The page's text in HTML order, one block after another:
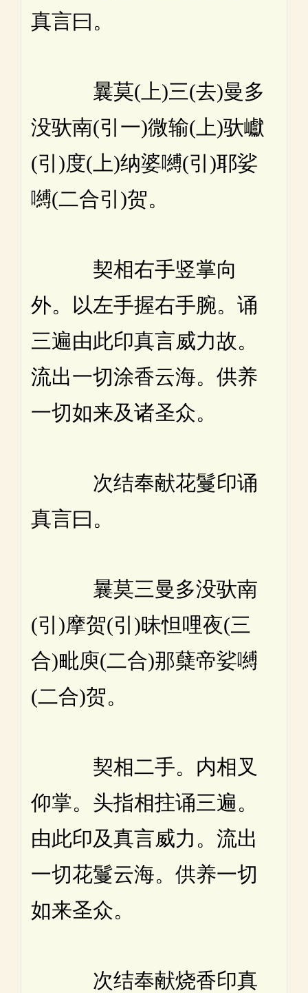
真言曰。
曩莫(上)三(去)曼多
没驮南(引一)微输(上)驮巘
(引)度(上)纳婆嚩(引)耶娑
嚩(二合引)贺。
契相右手竖掌向
外。以左手握右手腕。诵
三遍由此印真言威力故。
流出一切涂香云海。供养
一切如来及诸圣众。
次结奉献花鬘印诵
真言曰。
曩莫三曼多没驮南
(引)摩贺(引)昧怛哩夜(三
合)毗庾(二合)那蘖帝娑嚩
(二合)贺。
契相二手。内相叉
仰掌。头指相拄诵三遍。
由此印及真言威力。流出
一切花鬘云海。供养一切
如来圣众。
次结奉献烧香印真